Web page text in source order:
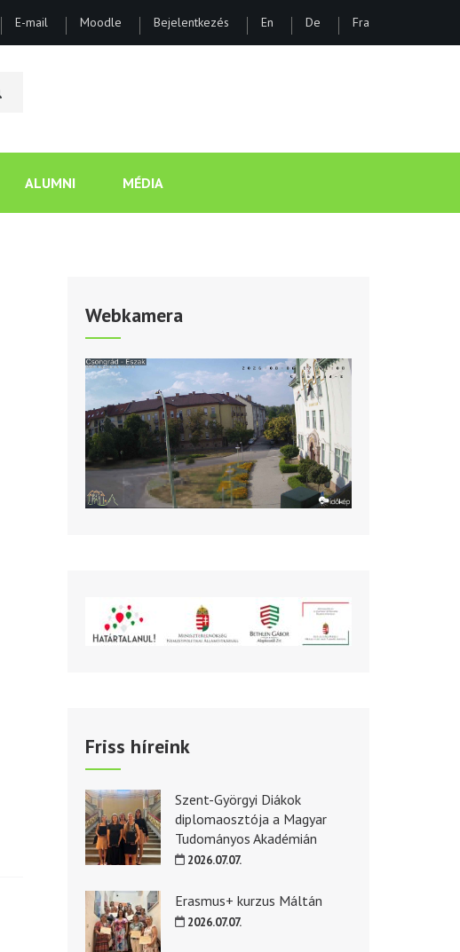
E-mail Moodle Bejelentkezés En De Fra
ALUMNI MÉDIA
Webkamera
Friss híreink
Szent-Györgyi Diákok
diplomaosztója a Magyar
Tudományos Akadémián
2026.07.07.
Erasmus+ kurzus Máltán
2026.07.07.